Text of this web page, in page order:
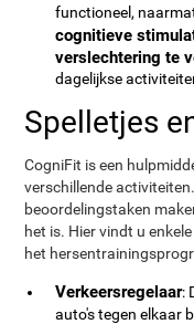
functioneel,
cognitieve
verslechtering te
dagelijkse
Spelletjes
CogniFit is een
verschillende
beoordelingstaken
het is. Hier vindt u
het
Verkeersregelaar:
auto's tegen elkaar